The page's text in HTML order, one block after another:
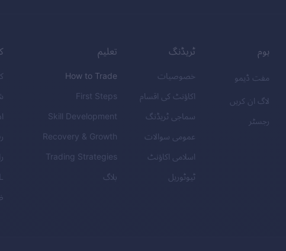
ہوم
مفت ڈیمو
لاگ ان کریں
رجسٹر
ٹریڈنگ
خصوصیات
اکاؤنٹ کی اقسام
سماجی ٹریڈنگ
عمومی سوالات
اسلامی اکاؤنٹ
ٹیوٹوریل
تعلیم
How to Trade
First Steps
Skill Development
Recovery & Growth
Trading Strategies
بلاگ